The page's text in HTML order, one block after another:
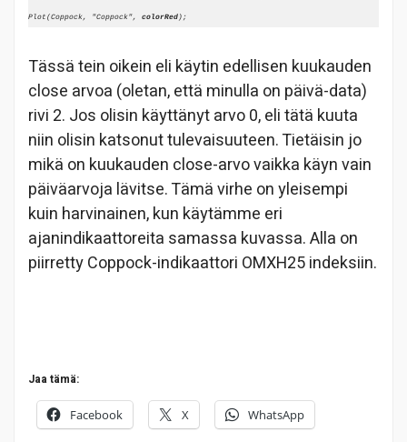
Plot(Coppock, "Coppock", colorRed );
Tässä tein oikein eli käytin edellisen kuukauden
close arvoa (oletan, että minulla on päivä-data)
rivi 2. Jos olisin käyttänyt arvo 0, eli tätä kuuta
niin olisin katsonut tulevaisuuteen. Tietäisin jo
mikä on kuukauden close-arvo vaikka käyn vain
päiväarvoja lävitse. Tämä virhe on yleisempi
kuin harvinainen, kun käytämme eri
ajanindikaattoreita samassa kuvassa. Alla on
piirretty Coppock-indikaattori OMXH25 indeksiin.
Jaa tämä:
Facebook X WhatsApp